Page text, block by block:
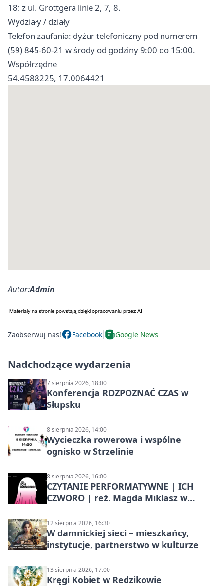
18; z ul. Grottgera linie 2, 7, 8.
Wydziały / działy
Telefon zaufania: dyżur telefoniczny pod numerem
(59) 845‑60‑21 w środy od godziny 9:00 do 15:00.
Współrzędne
54.4588225, 17.0064421
Autor:Admin
Zaobserwuj nas! Facebook Google News
Nadchodzące wydarzenia
7 sierpnia 2026, 18:00
Konferencja ROZPOZNAĆ CZAS w
Słupsku
8 sierpnia 2026, 14:00
Wycieczka rowerowa i wspólne
ognisko w Strzelinie
8 sierpnia 2026, 16:00
CZYTANIE PERFORMATYWNE | ICH
CZWORO | reż. Magda Miklasz w
12 sierpnia 2026, 16:30
W damnickiej sieci – mieszkańcy,
instytucje, partnerstwo w kulturze
13 sierpnia 2026, 17:00
Kręgi Kobiet w Redzikowie